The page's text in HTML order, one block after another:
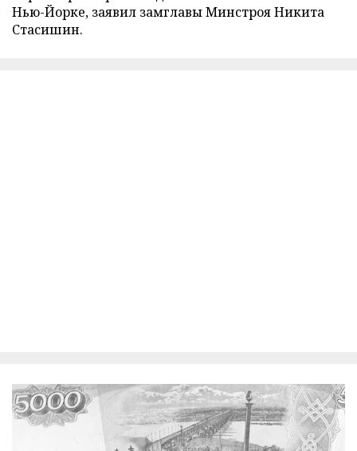
Нью-Йорке, заявил замглавы Минстроя Никита
Стасишин.